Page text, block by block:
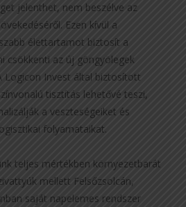
jelenthet, nem beszélve az
Ezen kívül a
élettartamot biztosít a
csökkenti az új göngyölegek
Logicon Invest által biztosított
tisztítás lehetővé teszi,
a veszteségeiket és
folyamataikat.
teljes mértékben környezetbarát
mellett Felsőzsolcán,
saját napelemes rendszer